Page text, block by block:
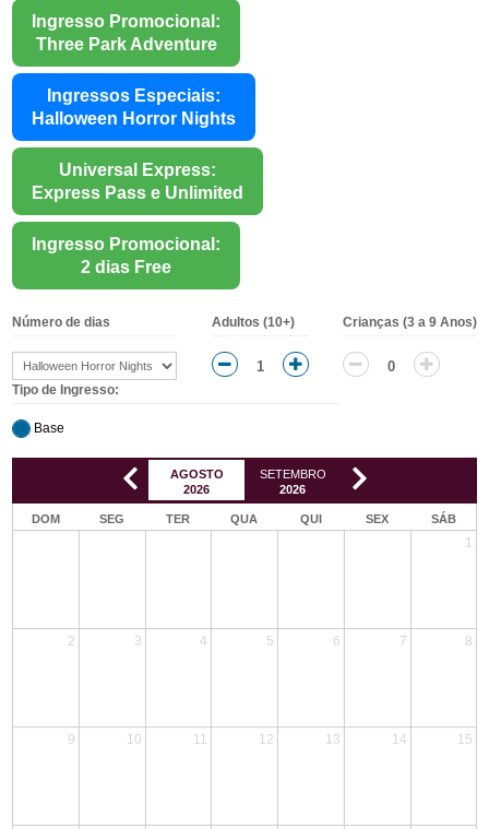
Ingresso Promocional:
Three Park Adventure
Ingressos Especiais:
Halloween Horror Nights
Universal Express:
Express Pass e Unlimited
Ingresso Promocional:
2 dias Free
Número de dias Adultos (10+) Crianças (3 a 9 Anos)
Tipo de Ingresso:
Base
AGOSTO
2026
SETEMBRO
2026
OUTUBRO
DOM SEG TER QUA QUI SEX SÁB
1
2 3 4 5 6 7 8
9 10 11 12 13 14 15